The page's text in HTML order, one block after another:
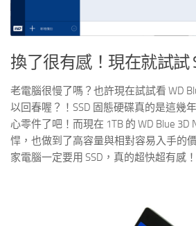
換了很有感！現在就試試
老電腦很慢了嗎？也許現在試試看 WD
以回春喔？！SSD 固態硬碟真的是這幾
心零件了吧！而現在 1TB 的 WD Blue 3D
悍，也做到了高容量與相對容易入手的
家電腦一定要用 SSD，真的超快超有感！